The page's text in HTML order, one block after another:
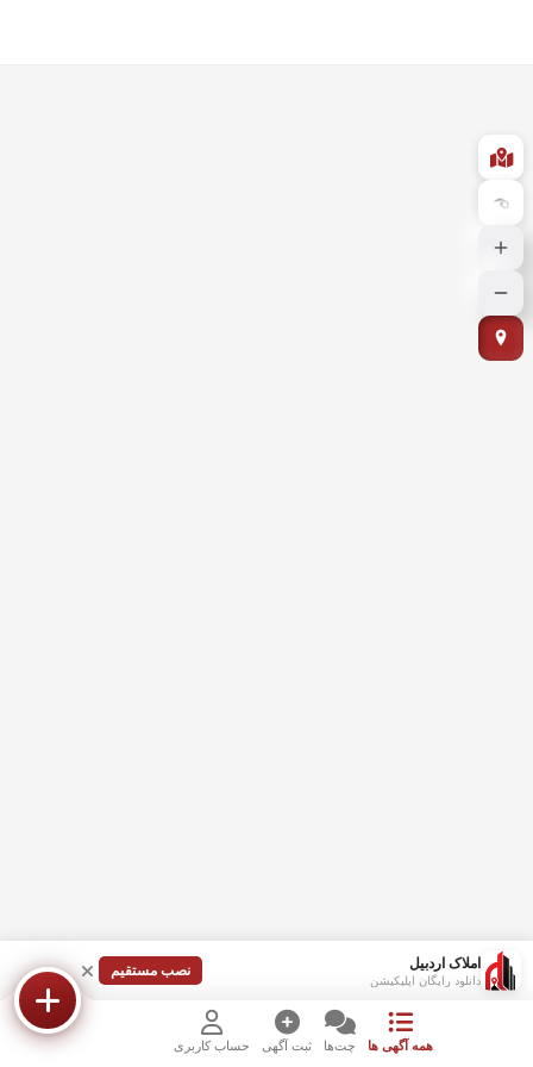
املاک اردبیل
دانلود رایگان اپلیکیشن
نصب مستقیم
همه آگهی ها چت‌ها ثبت آگهی حساب کاربری